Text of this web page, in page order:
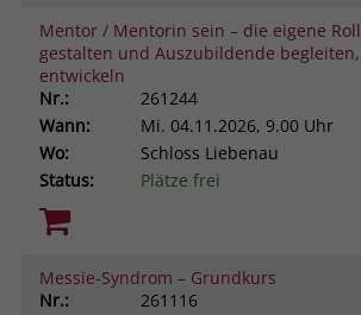
Mentor / Mentorin sein – die eigene
gestalten und Auszubildende
entwickeln
Nr.:
261244
Wann:
Mi. 04.11.2026, 9.00 Uhr
Wo:
Schloss Liebenau
Status:
Plätze frei
Messie-Syndrom – Grundkurs
Nr.:
261116